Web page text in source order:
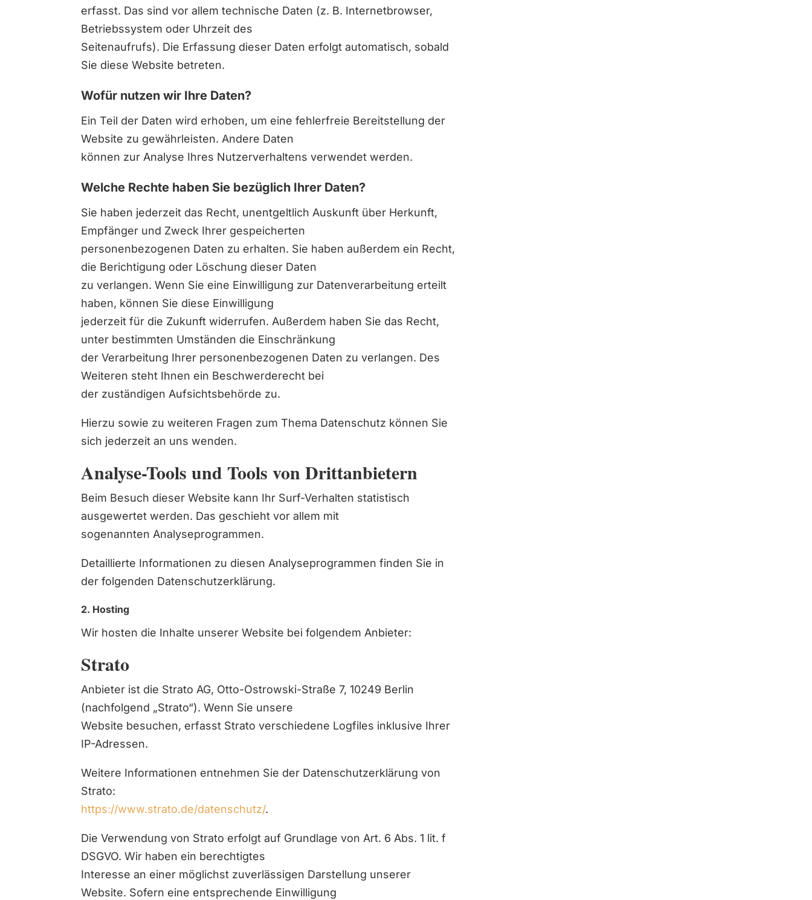
erfasst. Das sind vor allem technische Daten (z. B. Internetbrowser,
Betriebssystem oder Uhrzeit des
Seitenaufrufs). Die Erfassung dieser Daten erfolgt automatisch, sobald
Sie diese Website betreten.
Wofür nutzen wir Ihre Daten?
Ein Teil der Daten wird erhoben, um eine fehlerfreie Bereitstellung der
Website zu gewährleisten. Andere Daten
können zur Analyse Ihres Nutzerverhaltens verwendet werden.
Welche Rechte haben Sie bezüglich Ihrer Daten?
Sie haben jederzeit das Recht, unentgeltlich Auskunft über Herkunft,
Empfänger und Zweck Ihrer gespeicherten
personenbezogenen Daten zu erhalten. Sie haben außerdem ein Recht,
die Berichtigung oder Löschung dieser Daten
zu verlangen. Wenn Sie eine Einwilligung zur Datenverarbeitung erteilt
haben, können Sie diese Einwilligung
jederzeit für die Zukunft widerrufen. Außerdem haben Sie das Recht,
unter bestimmten Umständen die Einschränkung
der Verarbeitung Ihrer personenbezogenen Daten zu verlangen. Des
Weiteren steht Ihnen ein Beschwerderecht bei
der zuständigen Aufsichtsbehörde zu.
Hierzu sowie zu weiteren Fragen zum Thema Datenschutz können Sie
sich jederzeit an uns wenden.
Analyse-Tools und Tools von Drittanbietern
Beim Besuch dieser Website kann Ihr Surf-Verhalten statistisch
ausgewertet werden. Das geschieht vor allem mit
sogenannten Analyseprogrammen.
Detaillierte Informationen zu diesen Analyseprogrammen finden Sie in
der folgenden Datenschutzerklärung.
2. Hosting
Wir hosten die Inhalte unserer Website bei folgendem Anbieter:
Strato
Anbieter ist die Strato AG, Otto-Ostrowski-Straße 7, 10249 Berlin
(nachfolgend „Strato“). Wenn Sie unsere
Website besuchen, erfasst Strato verschiedene Logfiles inklusive Ihrer
IP-Adressen.
Weitere Informationen entnehmen Sie der Datenschutzerklärung von
Strato:
https://www.strato.de/datenschutz/.
Die Verwendung von Strato erfolgt auf Grundlage von Art. 6 Abs. 1 lit. f
DSGVO. Wir haben ein berechtigtes
Interesse an einer möglichst zuverlässigen Darstellung unserer
Website. Sofern eine entsprechende Einwilligung